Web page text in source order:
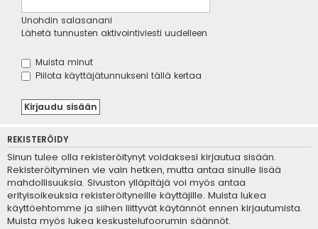
Unohdin salasanani
Lähetä tunnusten aktivointiviesti uudelleen
Muista minut
Piilota käyttäjätunnukseni tällä kertaa
REKISTERÖIDY
Sinun tulee olla rekisteröitynyt voidaksesi kirjautua sisään.
Rekisteröityminen vie vain hetken, mutta antaa sinulle lisää
mahdollisuuksia. Sivuston ylläpitäjä voi myös antaa
erityisoikeuksia rekisteröityneille käyttäjille. Muista lukea
käyttöehtomme ja siihen liittyvät käytännöt ennen kirjautumista.
Muista myös lukea keskustelufoorumin säännöt.